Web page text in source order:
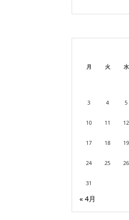
月
火 水
3 4 5
10 11 12
17 18 19
24 25 26
31
« 4月